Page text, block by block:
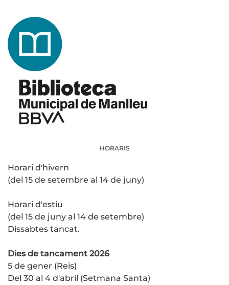
HORARIS
Horari d'hivern
(del 15 de setembre al 14 de juny)
Horari d'estiu
(del 15 de juny al 14 de setembre)
Dissabtes tancat.
Dies de tancament 2026
5 de gener (Reis)
Del 30 al 4 d'abril (Setmana Santa)